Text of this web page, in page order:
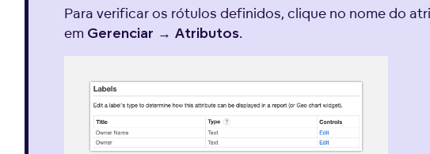
Para verificar os rótulos definidos, clique no nome do
em Gerenciar → Atributos.